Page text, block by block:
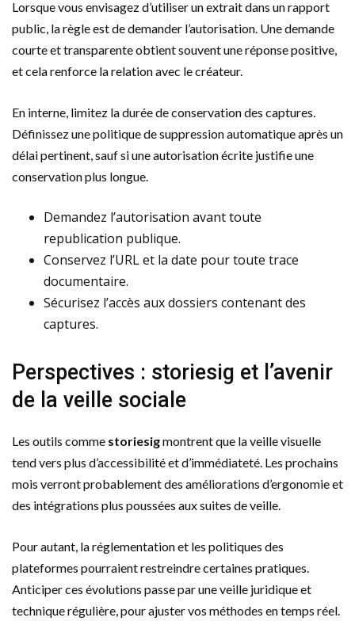
Lorsque vous envisagez d’utiliser un extrait dans un rapport
public, la règle est de demander l’autorisation. Une demande
courte et transparente obtient souvent une réponse positive,
et cela renforce la relation avec le créateur.
En interne, limitez la durée de conservation des captures.
Définissez une politique de suppression automatique après un
délai pertinent, sauf si une autorisation écrite justifie une
conservation plus longue.
Demandez l’autorisation avant toute
republication publique.
Conservez l’URL et la date pour toute trace
documentaire.
Sécurisez l’accès aux dossiers contenant des
captures.
Perspectives : storiesig et l’avenir
de la veille sociale
Les outils comme storiesigmontrent que la veille visuelle
tend vers plus d’accessibilité et d’immédiateté. Les prochains
mois verront probablement des améliorations d’ergonomie et
des intégrations plus poussées aux suites de veille.
Pour autant, la réglementation et les politiques des
plateformes pourraient restreindre certaines pratiques.
Anticiper ces évolutions passe par une veille juridique et
technique régulière, pour ajuster vos méthodes en temps réel.